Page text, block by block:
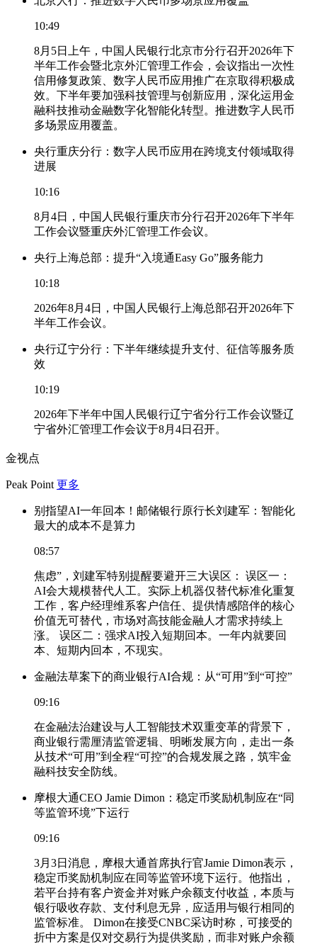
10:49
8月5日上午，中国人民银行北京市分行召开2026年下
半年工作会暨北京外汇管理工作会，会议指出一次性
信用修复政策、数字人民币应用推广在京取得积极成
效。下半年要加强科技管理与创新应用，深化运用金
融科技推动金融数字化智能化转型。推进数字人民币
多场景应用覆盖。
央行重庆分行：数字人民币应用在跨境支付领域取得
进展
10:16
8月4日，中国人民银行重庆市分行召开2026年下半年
工作会议暨重庆外汇管理工作会议。
央行上海总部：提升“入境通Easy Go”服务能力
10:18
2026年8月4日，中国人民银行上海总部召开2026年下
半年工作会议。
央行辽宁分行：下半年继续提升支付、征信等服务质
效
10:19
2026年下半年中国人民银行辽宁省分行工作会议暨辽
宁省外汇管理工作会议于8月4日召开。
金视点
Peak Point 更多
别指望AI一年回本！邮储银行原行长刘建军：智能化
最大的成本不是算力
08:57
焦虑”，刘建军特别提醒要避开三大误区： 误区一：
AI会大规模替代人工。实际上机器仅替代标准化重复
工作，客户经理维系客户信任、提供情感陪伴的核心
价值无可替代，市场对高技能金融人才需求持续上
涨。 误区二：强求AI投入短期回本。一年内就要回
本、短期内回本，不现实。
金融法草案下的商业银行AI合规：从“可用”到“可控”
09:16
在金融法治建设与人工智能技术双重变革的背景下，
商业银行需厘清监管逻辑、明晰发展方向，走出一条
从技术“可用”到全程“可控”的合规发展之路，筑牢金
融科技安全防线。
摩根大通CEO Jamie Dimon：稳定币奖励机制应在“同
等监管环境”下运行
09:16
3月3日消息，摩根大通首席执行官Jamie Dimon表示，
稳定币奖励机制应在同等监管环境下运行。他指出，
若平台持有客户资金并对账户余额支付收益，本质与
银行吸收存款、支付利息无异，应适用与银行相同的
监管标准。 Dimon在接受CNBC采访时称，可接受的
折中方案是仅对交易行为提供奖励，而非对账户余额